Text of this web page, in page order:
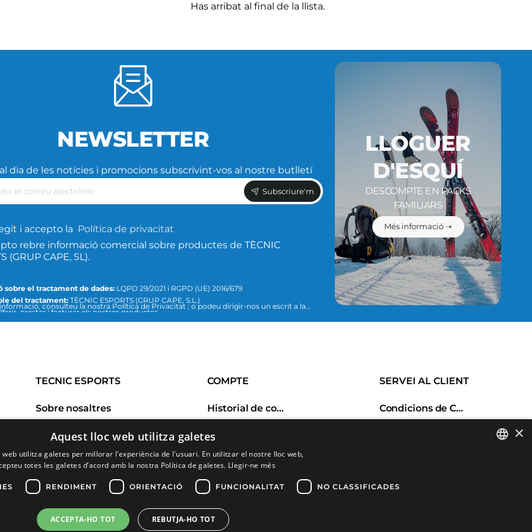
Has arribat al final de la llista.
NEWSLETTER
dia de les notícies i promocions subscrivint-vos al nostre butlletí
Subscriure'm
i accepto la Política de privacitat
rebre informació comercial sobre productes de TÈCNIC
(GRUP CAPE, SL).
sobre el tractament de dades: LQPD 29/2021 i RGPD (UE) 2016/679
del tractament:
TÈCNIC ESPORTS (GRUP CAPE, S.L.)
prestar i facturar els nostres productes
Consentiment de la persona interessada.
la nostra Política de Privacitat ; o podeu dirigir-nos un escrit a la
LLOGUER
D'ESQUÍ
DESCOMPTE EN PACKS
FAMILIARS
Més informació ➝
TECNIC ESPORTS
Sobre nosaltres
Marques
Talles
Contacte
COMPTE
Historial de comandes
SERVEI AL CLIENT
Condicions de Compra
×
Aquest lloc web utilitza galetes
web utilitza galetes per millorar l'experiència de l'usuari. En utilitzar el nostre lloc web,
totes les galetes d’acord amb la nostra Política de galetes. Llegir-ne més
RENDIMENT ORIENTACIÓ FUNCIONALITAT NO CLASSIFICADES
ACCEPTA-HO TOT REBUTJA-HO TOT